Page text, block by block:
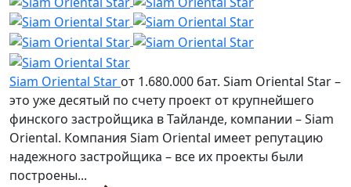
Siam Oriental Star от 1.680.000 бат. Siam Oriental Star –
это уже десятый по счету проект от крупнейшего
финского застройщика в Тайланде, компании – Siam
Oriental. Компания Siam Oriental имеет репутацию
надежного застройщика – все их проекты были
построены...